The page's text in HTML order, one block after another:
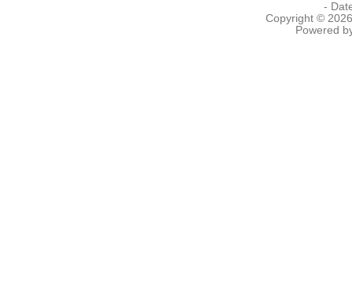
-
Copyright ©
Powered